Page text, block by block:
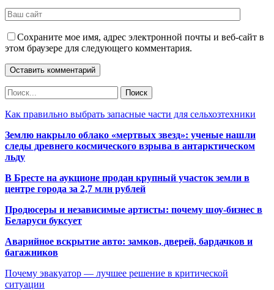
Сохраните мое имя, адрес электронной почты и веб-сайт в
этом браузере для следующего комментария.
Как правильно выбрать запасные части для сельхозтехники
Землю накрыло облако «мертвых звезд»: ученые нашли
следы древнего космического взрыва в антарктическом
льду
В Бресте на аукционе продан крупный участок земли в
центре города за 2,7 млн рублей
Продюсеры и независимые артисты: почему шоу-бизнес в
Беларуси буксует
Аварийное вскрытие авто: замков, дверей, бардачков и
багажников
Почему эвакуатор — лучшее решение в критической
ситуации